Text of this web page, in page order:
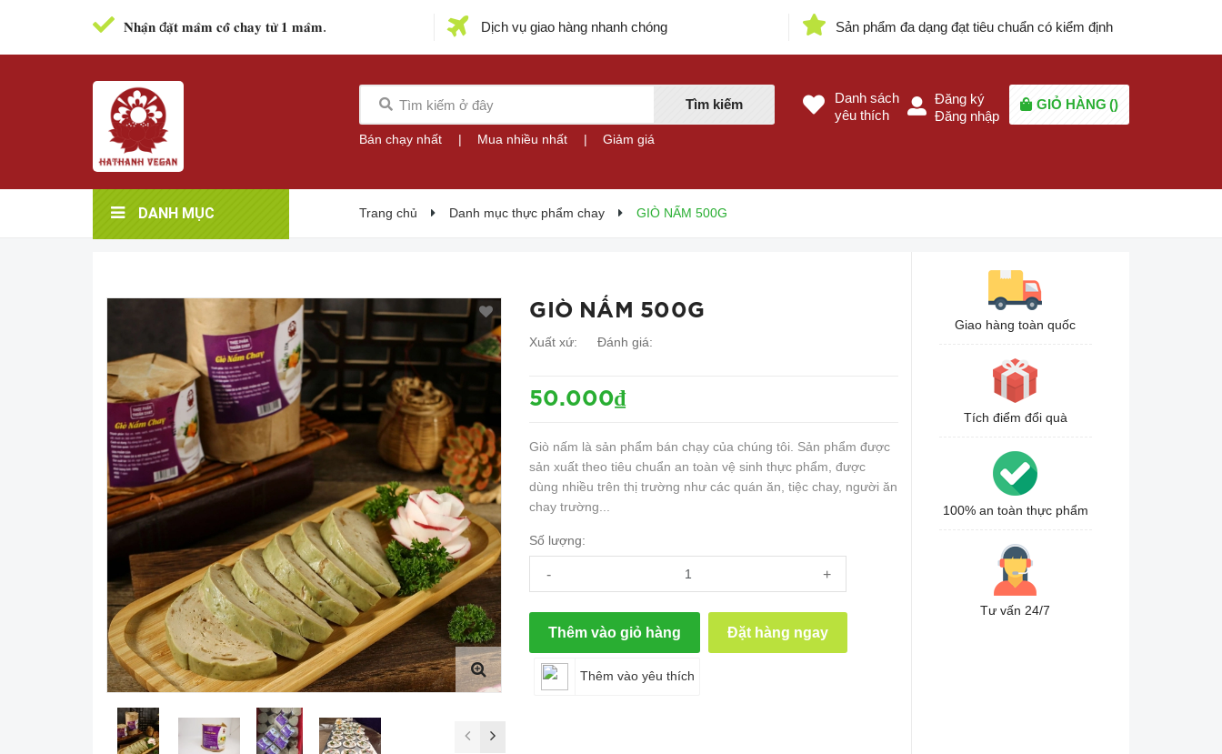
𝐍𝐡𝐚̣̂𝐧 đ𝐚̣̆𝐭 𝐦𝐚̂𝐦 𝐜𝐨̂̃ 𝐜𝐡𝐚𝐲 𝐭𝐮̛̀ 𝟏 𝐦𝐚̂𝐦. Dịch vụ giao hàng nhanh chóng Sản phẩm đa dạng đạt tiêu chuẩn có kiểm định
Tìm kiếm
Bán chạy nhất | Mua nhiều nhất | Giảm giá
Danh sách
yêu thích
Đăng ký
Đăng nhập
GIỎ HÀNG ()
DANH MỤC Trang chủ Danh mục thực phẩm chay GIÒ NẤM 500G
GIÒ NẤM 500G
Xuất xứ: Đánh giá:
50.000₫
Giò nấm là sản phẩm bán chạy của chúng tôi. Sản phẩm được
sản xuất theo tiêu chuẩn an toàn vệ sinh thực phẩm, được
dùng nhiều trên thị trường như các quán ăn, tiệc chay, người ăn
chay trường...
Số lượng:
- +
Thêm vào giỏ hàng Đặt hàng ngay
Thêm vào yêu thích
Giao hàng toàn quốc
Tích điểm đổi quà
100% an toàn thực phẩm
Tư vấn 24/7